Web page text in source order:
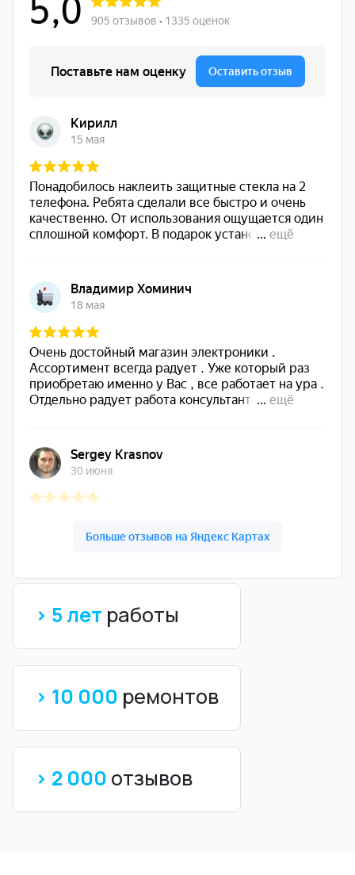
> 5 лет работы
> 10 000 ремонтов
> 2 000 отзывов